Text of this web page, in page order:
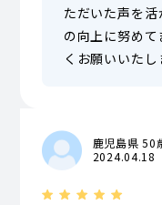
ただいた声を
の向上に努め
くお願いいたし
鹿児島県 50
2024.04.18